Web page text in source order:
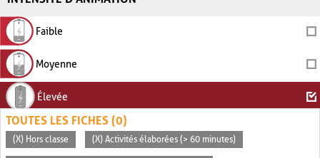
Faible
Moyenne
Élevée
TOUTES LES FICHES (0)
(X) Hors classe (X) Activités élaborées (> 60 minutes)